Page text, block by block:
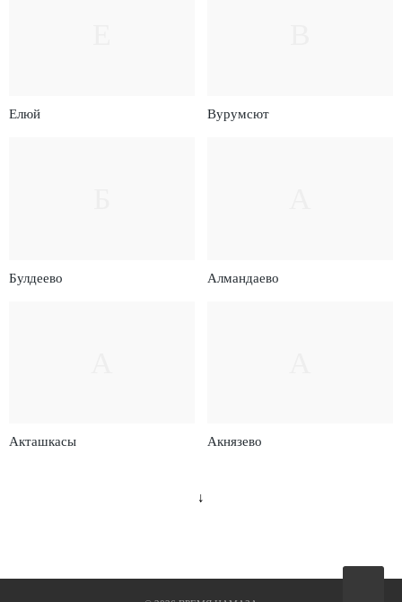
Елюй Вурумсют
Булдеево Алмандаево
Акташкасы Акнязево
↓